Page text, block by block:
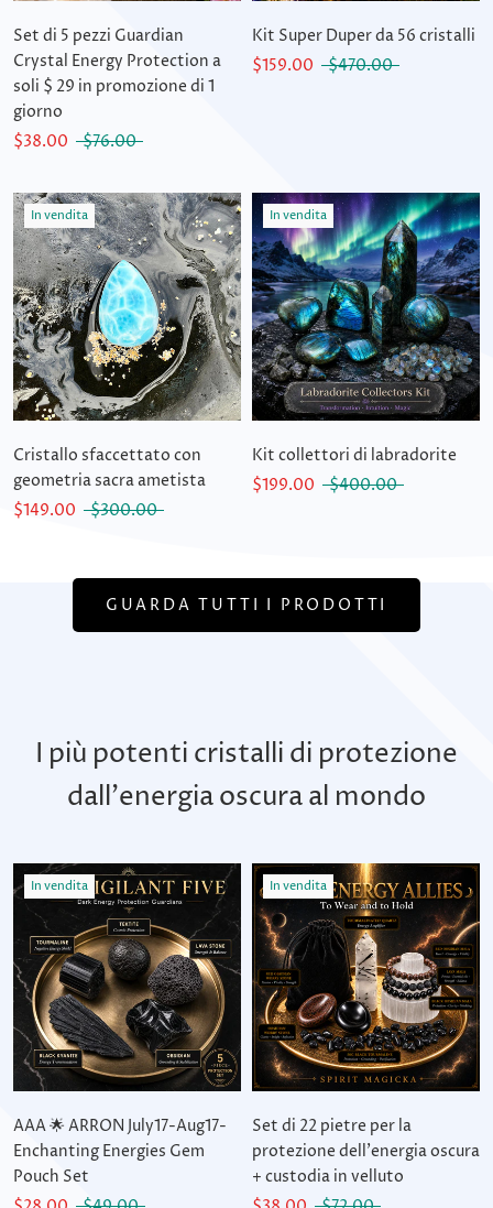
Set di 5 pezzi Guardian
Crystal Energy Protection a
soli $ 29 in promozione di 1
giorno
$38.00
$76.00
Kit Super Duper da 56 cristalli
$159.00
$470.00
In vendita
Cristallo sfaccettato con
geometria sacra ametista
$149.00
$300.00
In vendita
Kit collettori di labradorite
$199.00
$400.00
GUARDA TUTTI I PRODOTTI
I più potenti cristalli di protezione
dall'energia oscura al mondo
In vendita
AAA 🌟 ARRON July17-Aug17-
Enchanting Energies Gem
Pouch Set
In vendita
Set di 22 pietre per la
protezione dell'energia oscura
+ custodia in velluto